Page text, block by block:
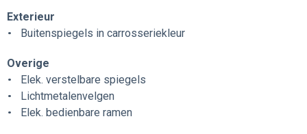
Exterieur
Buitenspiegels in carrosseriekleur
Overige
Elek. verstelbare spiegels
Lichtmetalenvelgen
Elek. bedienbare ramen